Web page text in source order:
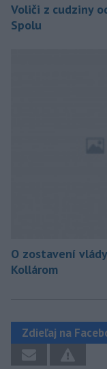
Voliči z cudziny
Spolu
O zostavení
Kollárom
Zdieľaj na